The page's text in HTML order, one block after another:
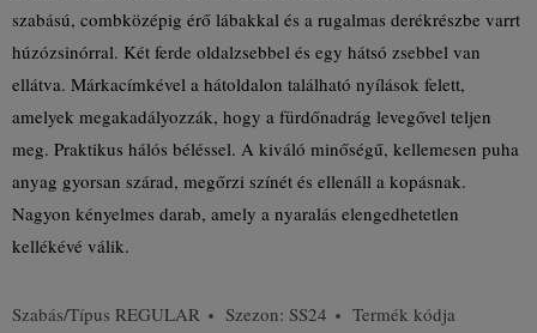
szabású, combközépig érő lábakkal és a rugalmas derékrészbe varrt
húzózsinórral. Két ferde oldalzsebbel és egy hátsó zsebbel van
ellátva. Márkacímkével a hátoldalon található nyílások felett,
amelyek megakadályozzák, hogy a fürdőnadrág levegővel teljen
meg. Praktikus hálós béléssel. A kiváló minőségű, kellemesen puha
anyag gyorsan szárad, megőrzi színét és ellenáll a kopásnak.
Nagyon kényelmes darab, amely a nyaralás elengedhetetlen
kellékévé válik.
Szabás/Típus REGULAR Szezon: SS24
Termék kódja